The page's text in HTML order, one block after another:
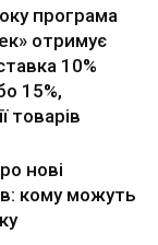
програма
отримує
10%
15%,
товарів
нові
кому можуть